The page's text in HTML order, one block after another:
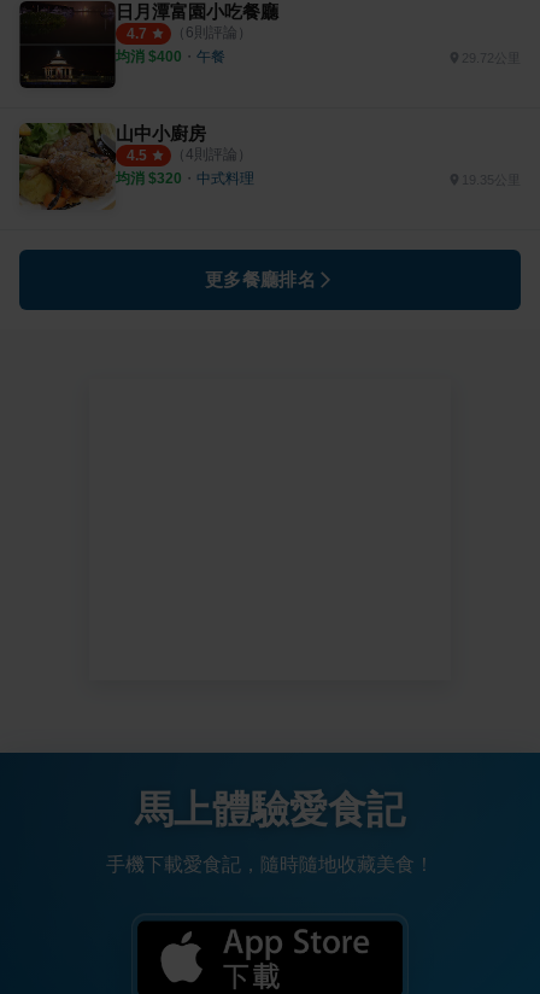
日月潭富園小吃餐廳
4.7 （ 6則評論）
均消 $400 ・ 午餐
山中小廚房
4.5 （ 4則評論）
均消 $320 ・ 中式料理 19.35公里
更多餐廳排名
馬上體驗愛食記
手機下載愛食記，隨時隨地收藏美食！